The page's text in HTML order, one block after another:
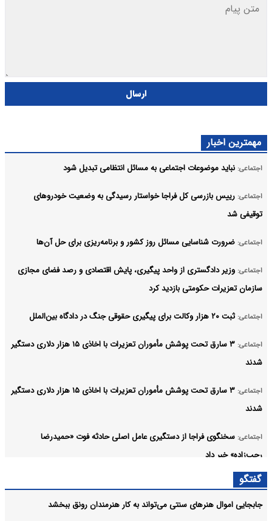
ارسال
مهمترین اخبار
اجتماعی: نباید موضوعات اجتماعی به مسائل انتظامی تبدیل شود
اجتماعی: رییس بازرسی کل فراجا خواستار رسیدگی به وضعیت خودروهای
توقیفی شد
اجتماعی: ضرورت شناسایی مسائل روز کشور و برنامه‌ریزی برای حل آن‌ها
اجتماعی: وزیر دادگستری از واحد پیگیری، پایش اقتصادی و رصد فضای مجازی
سازمان تعزیرات حکومتی بازدید کرد
اجتماعی: ثبت ۲۰ هزار وکالت برای پیگیری حقوقی جنگ در دادگاه بین‌الملل
اجتماعی:
۳ سارق تحت پوشش مأموران تعزیرات با اخاذی ۱۵ هزار دلاری دستگیر
شدند
اجتماعی:
۳ سارق تحت پوشش مأموران تعزیرات با اخاذی ۱۵ هزار دلاری دستگیر
شدند
اجتماعی: سخنگوی فراجا از دستگیری عامل اصلی حادثه فوت «حمیدرضا
رجب‌زاده» خبر داد
اجتماعی:
اجتماعی
گفتگو
جابجایی اموال هنرهای سنتی می‌تواند به کار هنرمندان رونق ببخشد